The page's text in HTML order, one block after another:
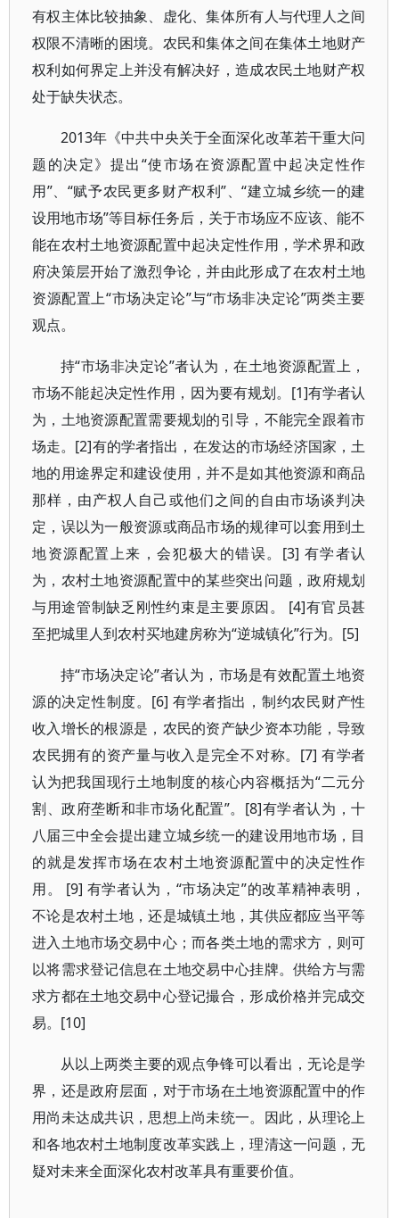
有权主体比较抽象、虚化、集体所有人与代理人之间
权限不清晰的困境。农民和集体之间在集体土地财产
权利如何界定上并没有解决好，造成农民土地财产权
处于缺失状态。
2013年《中共中央关于全面深化改革若干重大问
题的决定》提出“使市场在资源配置中起决定性作
用”、“赋予农民更多财产权利”、“建立城乡统一的建
设用地市场”等目标任务后，关于市场应不应该、能不
能在农村土地资源配置中起决定性作用，学术界和政
府决策层开始了激烈争论，并由此形成了在农村土地
资源配置上“市场决定论”与“市场非决定论”两类主要
观点。
持“市场非决定论”者认为，在土地资源配置上，
市场不能起决定性作用，因为要有规划。[1]有学者认
为，土地资源配置需要规划的引导，不能完全跟着市
场走。[2]有的学者指出，在发达的市场经济国家，土
地的用途界定和建设使用，并不是如其他资源和商品
那样，由产权人自己或他们之间的自由市场谈判决
定，误以为一般资源或商品市场的规律可以套用到土
地资源配置上来，会犯极大的错误。[3] 有学者认
为，农村土地资源配置中的某些突出问题，政府规划
与用途管制缺乏刚性约束是主要原因。 [4]有官员甚
至把城里人到农村买地建房称为“逆城镇化”行为。[5]
持“市场决定论”者认为，市场是有效配置土地资
源的决定性制度。[6] 有学者指出，制约农民财产性
收入增长的根源是，农民的资产缺少资本功能，导致
农民拥有的资产量与收入是完全不对称。[7] 有学者
认为把我国现行土地制度的核心内容概括为“二元分
割、政府垄断和非市场化配置”。[8]有学者认为，十
八届三中全会提出建立城乡统一的建设用地市场，目
的就是发挥市场在农村土地资源配置中的决定性作
用。 [9] 有学者认为，“市场决定”的改革精神表明，
不论是农村土地，还是城镇土地，其供应都应当平等
进入土地市场交易中心；而各类土地的需求方，则可
以将需求登记信息在土地交易中心挂牌。供给方与需
求方都在土地交易中心登记撮合，形成价格并完成交
易。[10]
从以上两类主要的观点争锋可以看出，无论是学
界，还是政府层面，对于市场在土地资源配置中的作
用尚未达成共识，思想上尚未统一。因此，从理论上
和各地农村土地制度改革实践上，理清这一问题，无
疑对未来全面深化农村改革具有重要价值。